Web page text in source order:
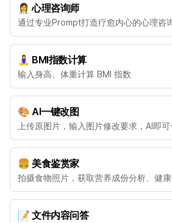
👩‍⚕️ 心理咨询师
通过专业Prompt打造疗愈内心的心理咨
🧘‍♀️ BMI指数计算
输入身高、体重计算 BMI 指数
🎨 AI一键改图
上传原图片，输入图片修改要求，AI即可
🍔 美食鉴赏家
拍摄食物照片，获取营养成份分析、健
📝 文件内容问答